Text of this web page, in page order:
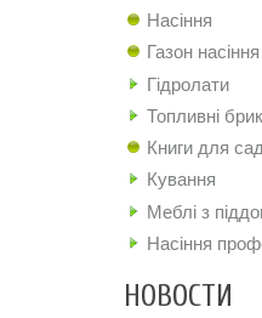
Насіння
Газон насіння
Гідролати
Топливні
Книги для
Кування
Меблі з
Насіння
НОВОСТИ